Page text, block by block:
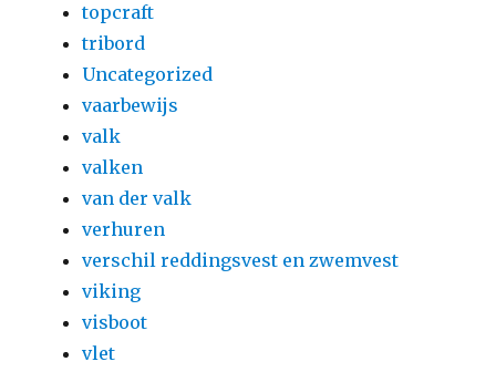
topcraft
tribord
Uncategorized
vaarbewijs
valk
valken
van der valk
verhuren
verschil reddingsvest en zwemvest
viking
visboot
vlet